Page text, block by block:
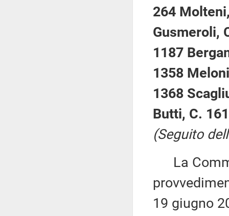
264
Gusmeroli,
1187
1358
1368
Butti, C.
(Seguito
La
19 giugno